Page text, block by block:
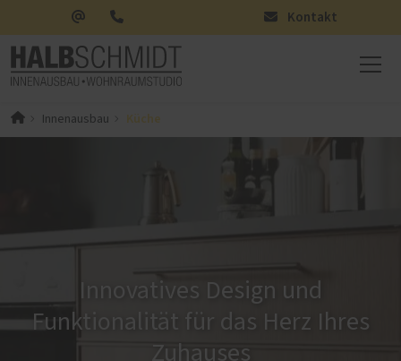
Kontakt
Innenausbau Küche
Innovatives Design und
Funktionalität für das Herz Ihres
Zuhauses